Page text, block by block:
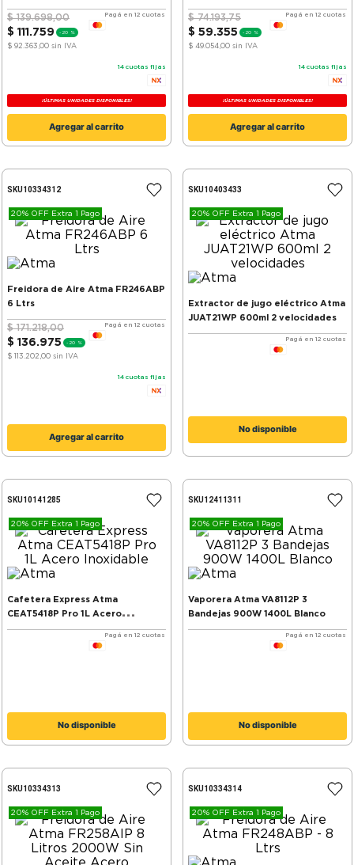
$ 139.698,00
$ 111 .759 -20 %
$ 92.363,00 sin IVA
Pagá en 12 cuotas
14 cuotas fijas
¡ÚLTIMAS UNIDADES DISPONIBLES!
Agregar al carrito
$ 74.193,75
$ 59.355 -20 %
$ 49.054,00 sin IVA
Pagá en 12 cuotas
14 cuotas fijas
¡ÚLTIMAS UNIDADES DISPONIBLES!
Agregar al carrito
SKU10334312
20% OFF Extra 1 Pago
Freidora de Aire Atma FR246ABP
6 Ltrs
$ 171.218,00
$ 136.975 -20 %
$ 113.202,00 sin IVA
Pagá en 12 cuotas
14 cuotas fijas
Agregar al carrito
SKU10403433
20% OFF Extra 1 Pago
Extractor de jugo eléctrico Atma
JUAT21WP 600ml 2 velocidades
Pagá en 12 cuotas
No disponible
SKU10141285
20% OFF Extra 1 Pago
Cafetera Express Atma
CEAT5418P Pro 1L Acero
Inoxidable
Pagá en 12 cuotas
No disponible
SKU12411311
20% OFF Extra 1 Pago
Vaporera Atma VA8112P 3
Bandejas 900W 1400L Blanco
Pagá en 12 cuotas
No disponible
SKU10334313
20% OFF Extra 1 Pago
SKU10334314
20% OFF Extra 1 Pago